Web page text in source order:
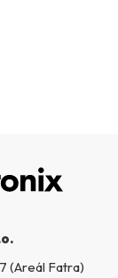
(Areál Fatra)